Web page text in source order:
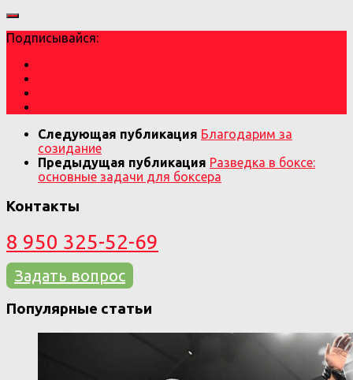
Подписывайся:
Следующая публикация Благодарим за
созидание
Предыдущая публикация Разведка в боксе:
основные задачи для боксера
Контакты
8 950 325-52-69
Задать вопрос
Популярные статьи